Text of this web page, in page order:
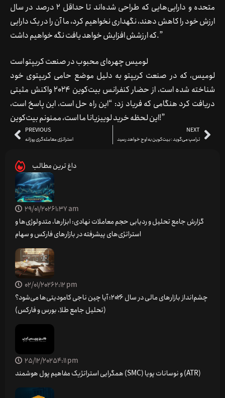
متحده و دارایی‌هایی که طراحی شده‌اند تا حداقل 2 درصد در سال
ارزش خود را کاهش دهند، نگهداری نخواهیم کرد، ما آن را در یک دارایی
که ارزشش افزایش خواهد یافت نگه خواهیم داشت.”
لومیس چهره‌ای محبوب در صنعت کریپتو است
لومیس، که در صنعت کریپتو به دلیل موضع حامی کریپتوی خود
شناخته شده است، از حضار کنفرانس بیت‌کوین 2024 واکنش مثبتی
دریافت کرد هنگامی که فریاد زد: “این راه حل است، این پاسخ است،
این لحظه خرید لوییزیانا ما است، ممنونم بیت‌کوین!”
PREVIOUS
استراتژی معامله‌گری روزانه
NEXT
ترامپ می‌گوید : بیت‌کوین به اوج خواهد رسید
داغ ترین مطالب
29/01/20261:37 am
گزارش جامع تحلیل و ردیابی حجم معاملات نهادی: ابزارها، متدولوژی‌ها و
استراتژی‌های پیشرفته در بازارهای فارکس و سهام
02/01/20262:12 pm
چشم‌انداز بازارهای مالی در سال ۲۰۲۶؛ آیا چین ناجی کامودیتی‌ها می‌شود؟
(تحلیل جامع طلا، بورس و فارکس)
25/12/20254:11 pm
همگرایی استراتژیک مفاهیم پول هوشمند (SMC) و نوسانات پویا (ATR)